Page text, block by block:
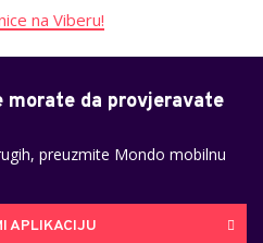
na Viberu!
morate da provjeravate
preuzmite Mondo mobilnu
APLIKACIJU